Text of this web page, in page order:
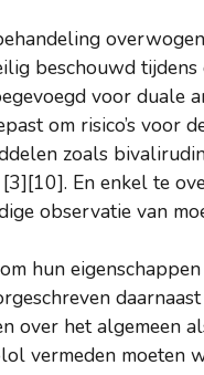
beschouwd
voor duale
om risico’s voor
zoals
En enkel te
observatie van
hun
over het algemeen
vermeden moeten